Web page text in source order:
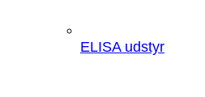
ELISA udstyr